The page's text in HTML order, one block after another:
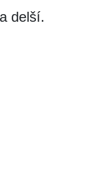
delší.